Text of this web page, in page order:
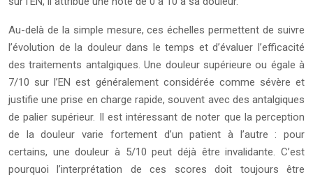
Au-delà de la simple mesure, ces échelles permettent de suivre
l’évolution de la douleur dans le temps et d’évaluer l’efficacité
des traitements antalgiques. Une douleur supérieure ou égale à
7/10 sur l’EN est généralement considérée comme sévère et
justifie une prise en charge rapide, souvent avec des antalgiques
de palier supérieur. Il est intéressant de noter que la perception
de la douleur varie fortement d’un patient à l’autre : pour
certains, une douleur à 5/10 peut déjà être invalidante. C’est
pourquoi l’interprétation de ces scores doit toujours être